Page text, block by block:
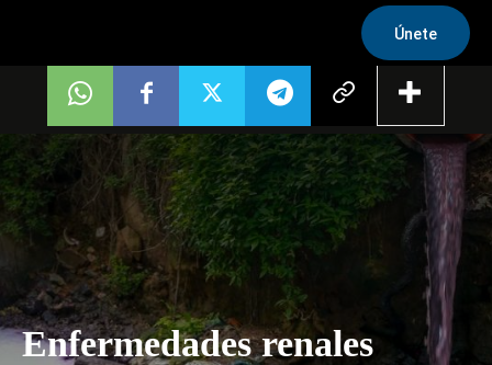
Únete
Enfermedades renales